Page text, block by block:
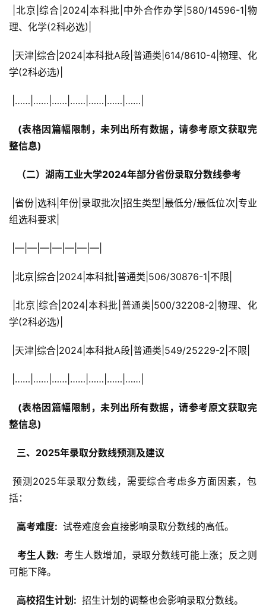
理、化学(2科必选)|
学(2科必选)|
|……|……|……|……|……|……|……|
  (表格因篇幅限制，未列出所有数据，请参考原文获取完
整信息)
  （二）湖南工业大学2024年部分省份录取分数线参考
组选科要求|
|—|—|—|—|—|—|—|
|北京|综合|2024|本科批|普通类|506/30876-1|不限|
学(2科必选)|
|天津|综合|2024|本科批A段|普通类|549/25229-2|不限|
|……|……|……|……|……|……|……|
  (表格因篇幅限制，未列出所有数据，请参考原文获取完
整信息)
  三、2025年录取分数线预测及建议
括：
  高考难度:
试卷难度会直接影响录取分数线的高低。
  考生人数:
考生人数增加，录取分数线可能上涨；反之则
可能下降。
  高校招生计划:
招生计划的调整也会影响录取分数线。